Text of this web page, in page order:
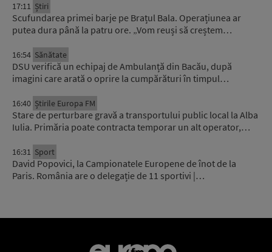
17:11 Știri
Scufundarea primei barje pe Brațul Bala. Operațiunea ar
putea dura până la patru ore. „Vom reuși să creștem…
16:54 Sănătate
DSU verifică un echipaj de Ambulanță din Bacău, după
imagini care arată o oprire la cumpărături în timpul…
16:40 Știrile Europa FM
Stare de perturbare gravă a transportului public local la Alba
Iulia. Primăria poate contracta temporar un alt operator,…
16:31 Sport
David Popovici, la Campionatele Europene de înot de la
Paris. România are o delegație de 11 sportivi |…